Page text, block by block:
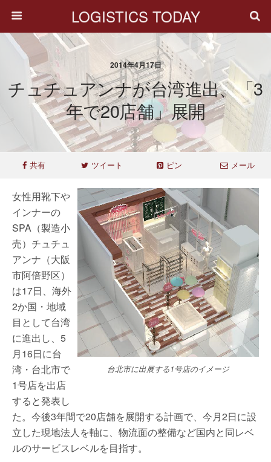
LOGISTICS TODAY
2014年4月17日
チュチュアンナが台湾進出、「3
年で20店舗」展開
共有 ツイート ピン メール
台北市に出展する1号店のイメージ
女性用靴下や
インナーの
SPA（製造小
売）チュチュ
アンナ（大阪
市阿倍野区）
は17日、海外
2か国・地域
目として台湾
に進出し、5
月16日に台
湾・台北市で
1号店を出店
すると発表し
た。今後3年間で20店舗を展開する計画で、今月2日に設
立した現地法人を軸に、物流面の整備など国内と同レベ
ルのサービスレベルを目指す。